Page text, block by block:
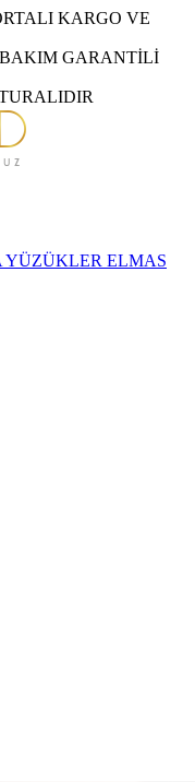
KARGO VE
GARANTİLİ
YÜZÜKLER ELMAS